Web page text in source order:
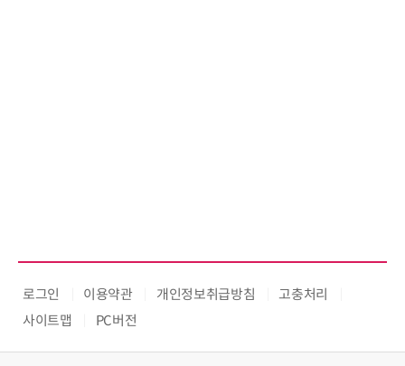
로그인 이용약관 개인정보취급방침
고충처리
사이트맵
PC버전